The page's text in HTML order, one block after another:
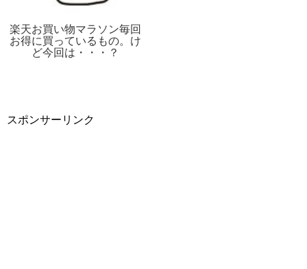
楽天お買い物マラソン毎回
お得に買っているもの。け
ど今回は・・・？
スポンサーリンク